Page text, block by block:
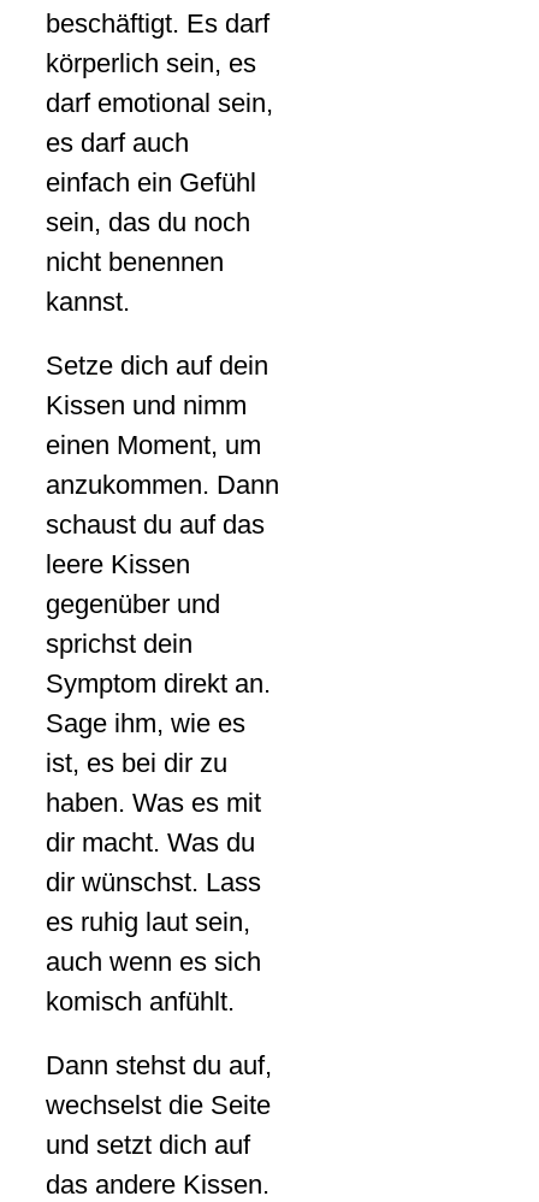
beschäftigt. Es darf
körperlich sein, es
darf emotional sein,
es darf auch
einfach ein Gefühl
sein, das du noch
nicht benennen
kannst.
Setze dich auf dein
Kissen und nimm
einen Moment, um
anzukommen. Dann
schaust du auf das
leere Kissen
gegenüber und
sprichst dein
Symptom direkt an.
Sage ihm, wie es
ist, es bei dir zu
haben. Was es mit
dir macht. Was du
dir wünschst. Lass
es ruhig laut sein,
auch wenn es sich
komisch anfühlt.
Dann stehst du auf,
wechselst die Seite
und setzt dich auf
das andere Kissen.